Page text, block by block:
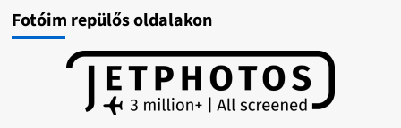
Fotóim repülős oldalakon